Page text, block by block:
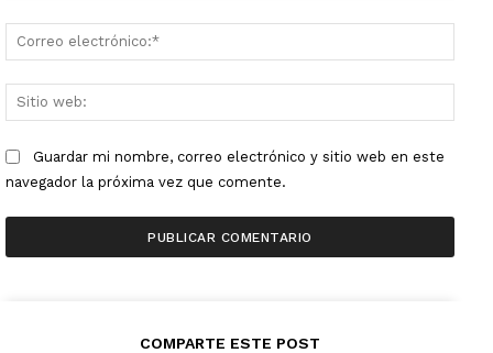
web:
Guardar mi nombre, correo electrónico y sitio web en este
navegador la próxima vez que comente.
COMPARTE ESTE POST